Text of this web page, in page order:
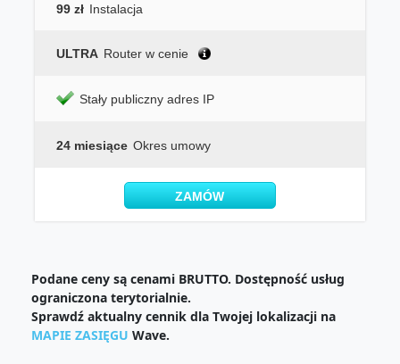
99 zł Instalacja
ULTRA Router w cenie
Stały publiczny adres IP
24 miesiące Okres umowy
ZAMÓW
Podane ceny są cenami BRUTTO. Dostępność usług
ograniczona terytorialnie.
Sprawdź aktualny cennik dla Twojej lokalizacji na
MAPIE ZASIĘGU Wave.